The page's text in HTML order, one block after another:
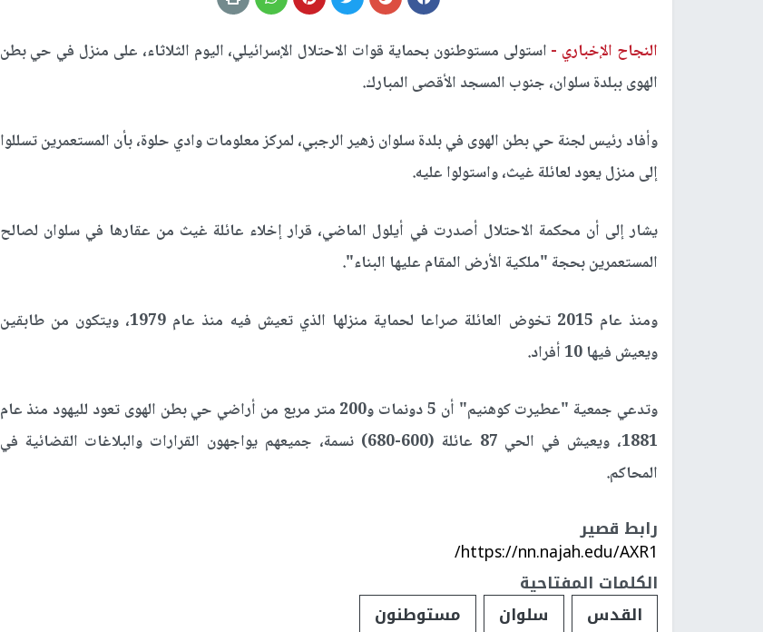
النجاح الإخباري - استولى مستوطنون بحماية قوات الاحتلال الإسرائيلي، اليوم الثلاثاء، على منزل في حي بطن
الهوى ببلدة سلوان، جنوب المسجد الأقصى المبارك.
وأفاد رئيس لجنة حي بطن الهوى في بلدة سلوان زهير الرجبي، لمركز معلومات وادي حلوة، بأن المستعمرين تسللوا
إلى منزل يعود لعائلة غيث، واستولوا عليه.
يشار إلى أن محكمة الاحتلال أصدرت في أيلول الماضي، قرار إخلاء عائلة غيث من عقارها في سلوان لصالح
المستعمرين بحجة "ملكية الأرض المقام عليها البناء".
ومنذ عام 2015 تخوض العائلة صراعا لحماية منزلها الذي تعيش فيه منذ عام 1979، ويتكون من طابقين
ويعيش فيها 10 أفراد.
وتدعي جمعية "عطيرت كوهنيم" أن 5 دونمات و200 متر مربع من أراضي حي بطن الهوى تعود لليهود منذ عام
1881، ويعيش في الحي 87 عائلة (600-680) نسمة، جميعهم يواجهون القرارات والبلاغات القضائية في
المحاكم.
رابط قصير
https://nn.najah.edu/AXR1/
الكلمات المفتاحية
القدس
سلوان مستوطنون